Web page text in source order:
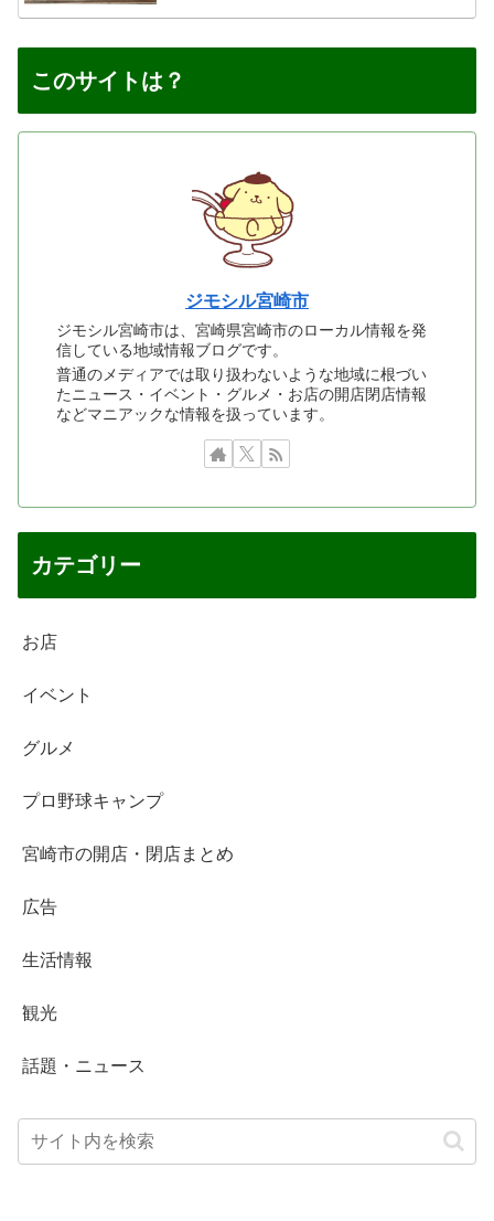
このサイトは？
ジモシル宮崎市
ジモシル宮崎市は、宮崎県宮崎市のローカル情報を発
信している地域情報ブログです。
普通のメディアでは取り扱わないような地域に根づい
たニュース・イベント・グルメ・お店の開店閉店情報
などマニアックな情報を扱っています。
カテゴリー
お店
イベント
グルメ
プロ野球キャンプ
宮崎市の開店・閉店まとめ
広告
生活情報
観光
話題・ニュース